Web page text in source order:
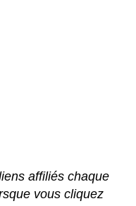
affiliés chaque
vous cliquez